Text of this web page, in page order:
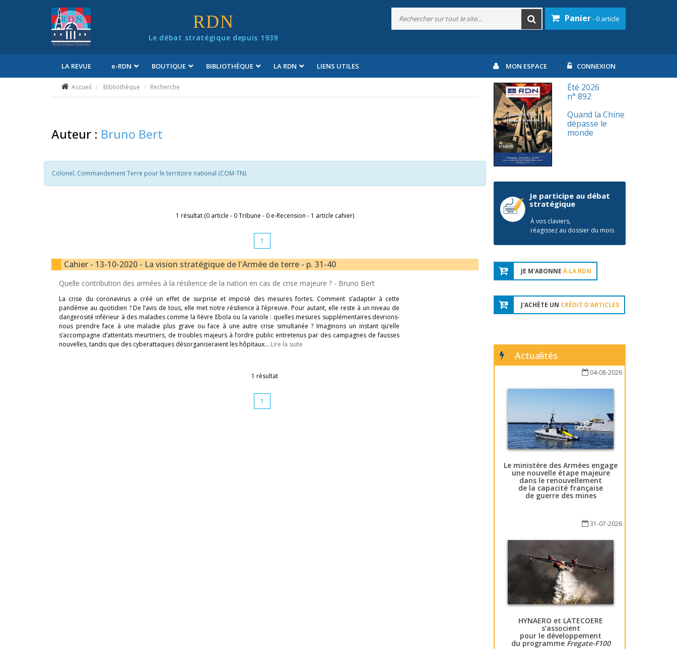
RDN
Le débat stratégique depuis 1939
Panier- 0 article
LA REVUE e-RDN BOUTIQUE BIBLIOTHÈQUE LA RDN LIENS UTILES MON ESPACE CONNEXION
Accueil Bibliothèque Recherche
Auteur : Bruno Bert
Colonel, Commandement Terre pour le territoire national (COM-TN).
1 résultat (0 article - 0 Tribune - 0 e-Recension - 1 article cahier)
1
Cahier - 13-10-2020 - La vision stratégique de l'Armée de terre - p. 31-40
Quelle contribution des armées à la résilience de la nation en cas de crise majeure ? - Bruno Bert
La crise du coronavirus a créé un effet de surprise et imposé des mesures fortes. Comment s’adapter à cette
pandémie au quotidien ? De l’avis de tous, elle met notre résilience à l’épreuve. Pour autant, elle reste à un niveau de
dangerosité inférieur à des maladies comme la fièvre Ebola ou la variole : quelles mesures supplémentaires devrions-
nous prendre face à une maladie plus grave ou face à une autre crise simultanée ? Imaginons un instant qu’elle
s’accompagne d’attentats meurtriers, de troubles majeurs à l’ordre public entretenus par des campagnes de fausses
nouvelles, tandis que des cyberattaques désorganiseraient les hôpitaux… Lire la suite
1 résultat
1
Été 2026
n° 892
Quand la Chine
dépasse le
monde
Je participe au débat
stratégique
À vos claviers,
réagissez au dossier du mois
JE M'ABONNE À LA RDN
J'ACHÈTE UN CRÉDIT D'ARTICLES
Actualités
04-08-2026
Le ministère des Armées engage
une nouvelle étape majeure
dans le renouvellement
de la capacité française
de guerre des mines
31-07-2026
HYNAERO et LATECOERE
s’associent
pour le développement
du programme Fregate-F100